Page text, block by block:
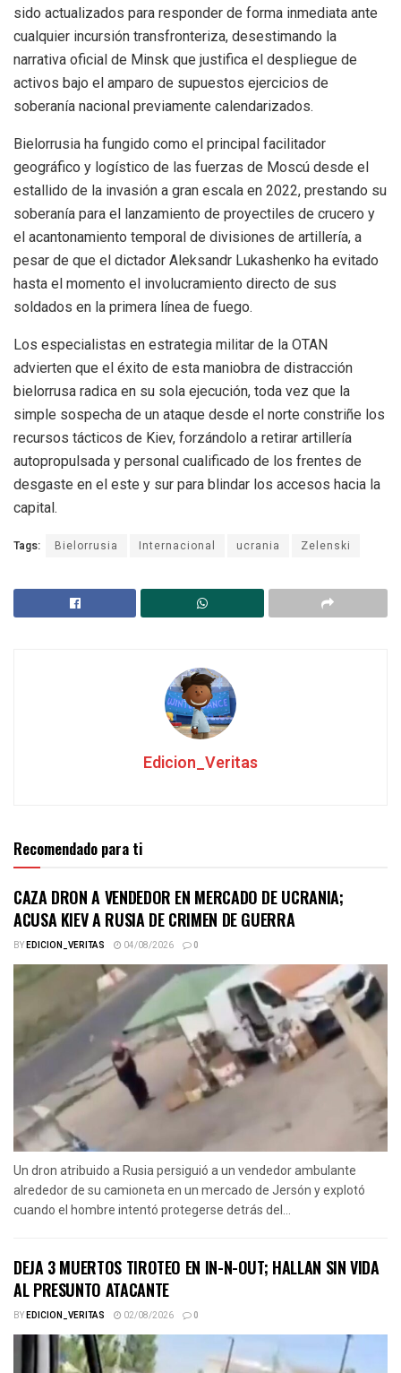
sido actualizados para responder de forma inmediata ante
cualquier incursión transfronteriza, desestimando la
narrativa oficial de Minsk que justifica el despliegue de
activos bajo el amparo de supuestos ejercicios de
soberanía nacional previamente calendarizados.
Bielorrusia ha fungido como el principal facilitador
geográfico y logístico de las fuerzas de Moscú desde el
estallido de la invasión a gran escala en 2022, prestando su
soberanía para el lanzamiento de proyectiles de crucero y
el acantonamiento temporal de divisiones de artillería, a
pesar de que el dictador Aleksandr Lukashenko ha evitado
hasta el momento el involucramiento directo de sus
soldados en la primera línea de fuego.
Los especialistas en estrategia militar de la OTAN
advierten que el éxito de esta maniobra de distracción
bielorrusa radica en su sola ejecución, toda vez que la
simple sospecha de un ataque desde el norte constriñe los
recursos tácticos de Kiev, forzándolo a retirar artillería
autopropulsada y personal cualificado de los frentes de
desgaste en el este y sur para blindar los accesos hacia la
capital.
Tags: Bielorrusia Internacional ucrania Zelenski
Edicion_Veritas
Recomendado para ti
CAZA DRON A VENDEDOR EN MERCADO DE UCRANIA;
ACUSA KIEV A RUSIA DE CRIMEN DE GUERRA
BYEDICION_VERITAS 04/08/2026 0
Un dron atribuido a Rusia persiguió a un vendedor ambulante
alrededor de su camioneta en un mercado de Jersón y explotó
cuando el hombre intentó protegerse detrás del...
DEJA 3 MUERTOS TIROTEO EN IN-N-OUT; HALLAN SIN VIDA
AL PRESUNTO ATACANTE
BYEDICION_VERITAS 02/08/2026 0